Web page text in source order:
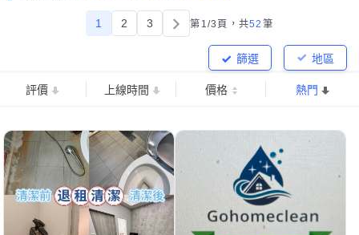
1 2 3 第1/3頁， 共52 筆
地區
篩選
評價 上線時間 價格 熱門